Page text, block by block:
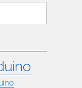
Search